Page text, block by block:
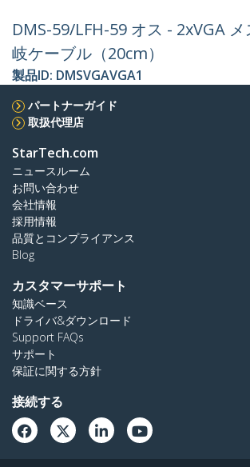
DMS-59/LFH-59 オス - 2xVGA
岐ケーブル（20cm）
製品ID: DMSVGAVGA1
パートナーガイド
取扱代理店
StarTech.com
ニュースルーム
お問い合わせ
会社情報
採用情報
品質とコンプライアンス
Blog
カスタマーサポート
知識ベース
ドライバ&ダウンロード
Support FAQs
サポート
保証に関する方針
接続する